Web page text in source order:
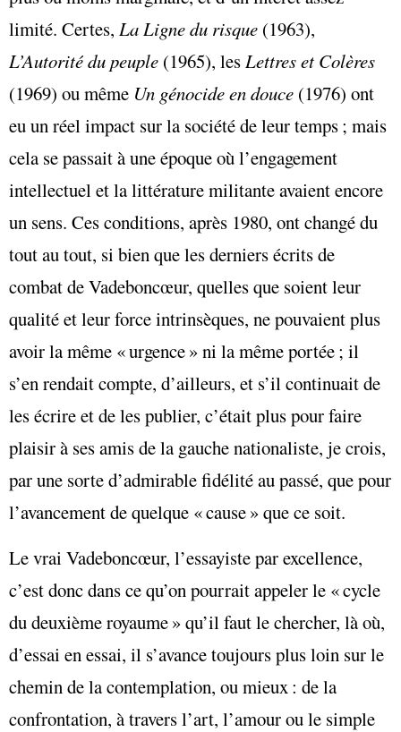
limité. Certes, La Ligne du risque (1963),
L’Autorité du peuple (1965), lesLettres et Colères
(1969) ou même Un génocide en douce (1976) ont
eu un réel impact sur la société de leur temps ; mais
cela se passait à une époque où l’engagement
intellectuel et la littérature militante avaient encore
un sens. Ces conditions, après 1980, ont changé du
tout au tout, si bien que les derniers écrits de
combat de Vadeboncœur, quelles que soient leur
qualité et leur force intrinsèques, ne pouvaient plus
avoir la même « urgence » ni la même portée ; il
s’en rendait compte, d’ailleurs, et s’il continuait de
les écrire et de les publier, c’était plus pour faire
plaisir à ses amis de la gauche nationaliste, je crois,
par une sorte d’admirable fidélité au passé, que pour
l’avancement de quelque « cause » que ce soit.
Le vrai Vadeboncœur, l’essayiste par excellence,
c’est donc dans ce qu’on pourrait appeler le « cycle
du deuxième royaume » qu’il faut le chercher, là où,
d’essai en essai, il s’avance toujours plus loin sur le
chemin de la contemplation, ou mieux : de la
confrontation, à travers l’art, l’amour ou le simple